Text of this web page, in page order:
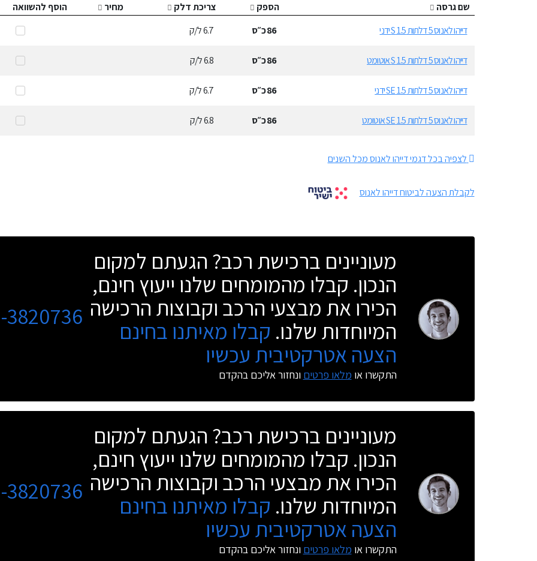
שם גרסה הספק צריכת דלק מחיר
הוסף להשוואה
דייהו לאנוס 5 דלתות 1.5 S ידני
86כ״ס 6.7ל/ק
דייהו לאנוס 5 דלתות 1.5 S אוטומט 86כ״ס 6.8ל/ק
דייהו לאנוס 5 דלתות 1.5 SE ידני 86כ״ס 6.7ל/ק
דייהו לאנוס 5 דלתות 1.5 SE אוטומט 86כ״ס 6.8ל/ק
לצפיה בכל דגמי דייהו לאנוס מכל השנים
לקבלת הצעה לביטוח דייהו לאנוס
מעוניינים ברכישת רכב? הגעתם למקום
הנכון. קבלו מהמומחים שלנו ייעוץ חינם,
הכירו את מבצעי הרכב וקבוצות הרכישה
המיוחדות שלנו. קבלו מאיתנו בחינם
הצעה אטרקטיבית עכשיו
התקשרו או מלאו פרטים ונחזור אליכם בהקדם
3820736
מעוניינים ברכישת רכב? הגעתם למקום
הנכון. קבלו מהמומחים שלנו ייעוץ חינם,
הכירו את מבצעי הרכב וקבוצות הרכישה
המיוחדות שלנו. קבלו מאיתנו בחינם
הצעה אטרקטיבית עכשיו
התקשרו או מלאו פרטים ונחזור אליכם בהקדם
3820736